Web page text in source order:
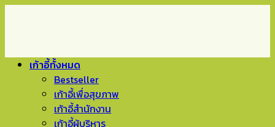
เก้าอี้ทั้งหมด
Bestseller
เก้าอี้เพื่อสุขภาพ
เก้าอี้สำนักงาน
เก้าอี้ผู้บริหาร